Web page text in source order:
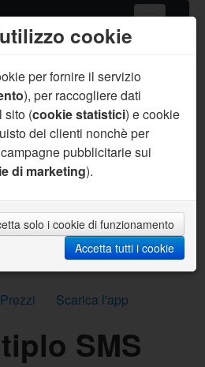
?
sviluppo gratuiti e molto
Prezzi Scarica l'app
cookie
per fornire il servizio
), per raccogliere dati
sito (cookie statistici) e cookie
dei clienti nonchè per
pubblicitarie sui
di marketing).
solo i cookie di funzionamento
Accetta tutti i cookie
SMS